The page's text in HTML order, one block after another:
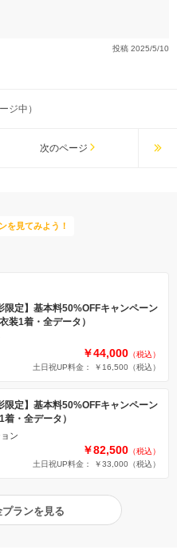
投稿 2025/5/10
ジ中）
次のページ
を見てみよう！
限定】基本料50%OFFキャンペーン
装1着・全データ）
￥44,000 （税込）
土日祝UP料金： ￥16,500 （税込）
限定】基本料50%OFFキャンペーン
着・全データ）
ン
￥82,500 （税込）
土日祝UP料金： ￥33,000 （税込）
ランを見る